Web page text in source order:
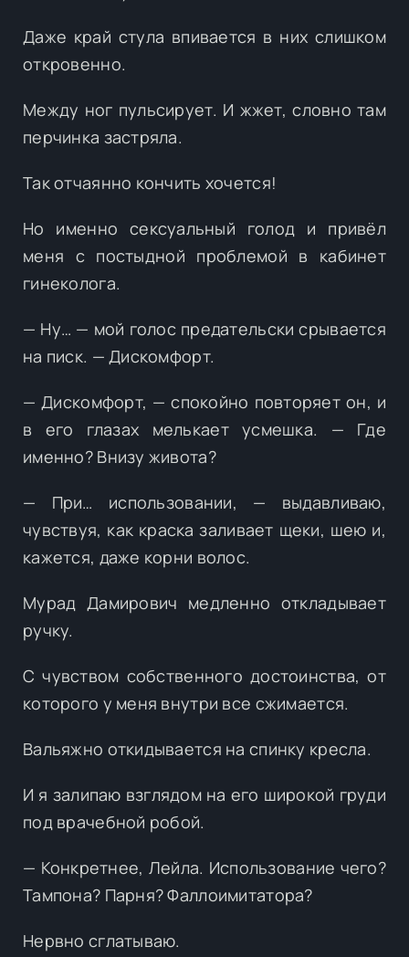
Даже край стула впивается в них слишком
откровенно.
Между ног пульсирует. И жжет, словно там
перчинка застряла.
Так отчаянно кончить хочется!
Но именно сексуальный голод и привёл
меня с постыдной проблемой в кабинет
гинеколога.
— Ну… — мой голос предательски срывается
на писк. — Дискомфорт.
— Дискомфорт, — спокойно повторяет он, и
в его глазах мелькает усмешка. — Где
именно? Внизу живота?
— При… использовании, — выдавливаю,
чувствуя, как краска заливает щеки, шею и,
кажется, даже корни волос.
Мурад Дамирович медленно откладывает
ручку.
С чувством собственного достоинства, от
которого у меня внутри все сжимается.
Вальяжно откидывается на спинку кресла.
И я залипаю взглядом на его широкой груди
под врачебной робой.
— Конкретнее, Лейла. Использование чего?
Тампона? Парня? Фаллоимитатора?
Нервно сглатываю.